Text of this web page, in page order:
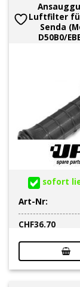
Luftfilter
Senda
D50B0/
sofort
Art-Nr:
CHF36.70